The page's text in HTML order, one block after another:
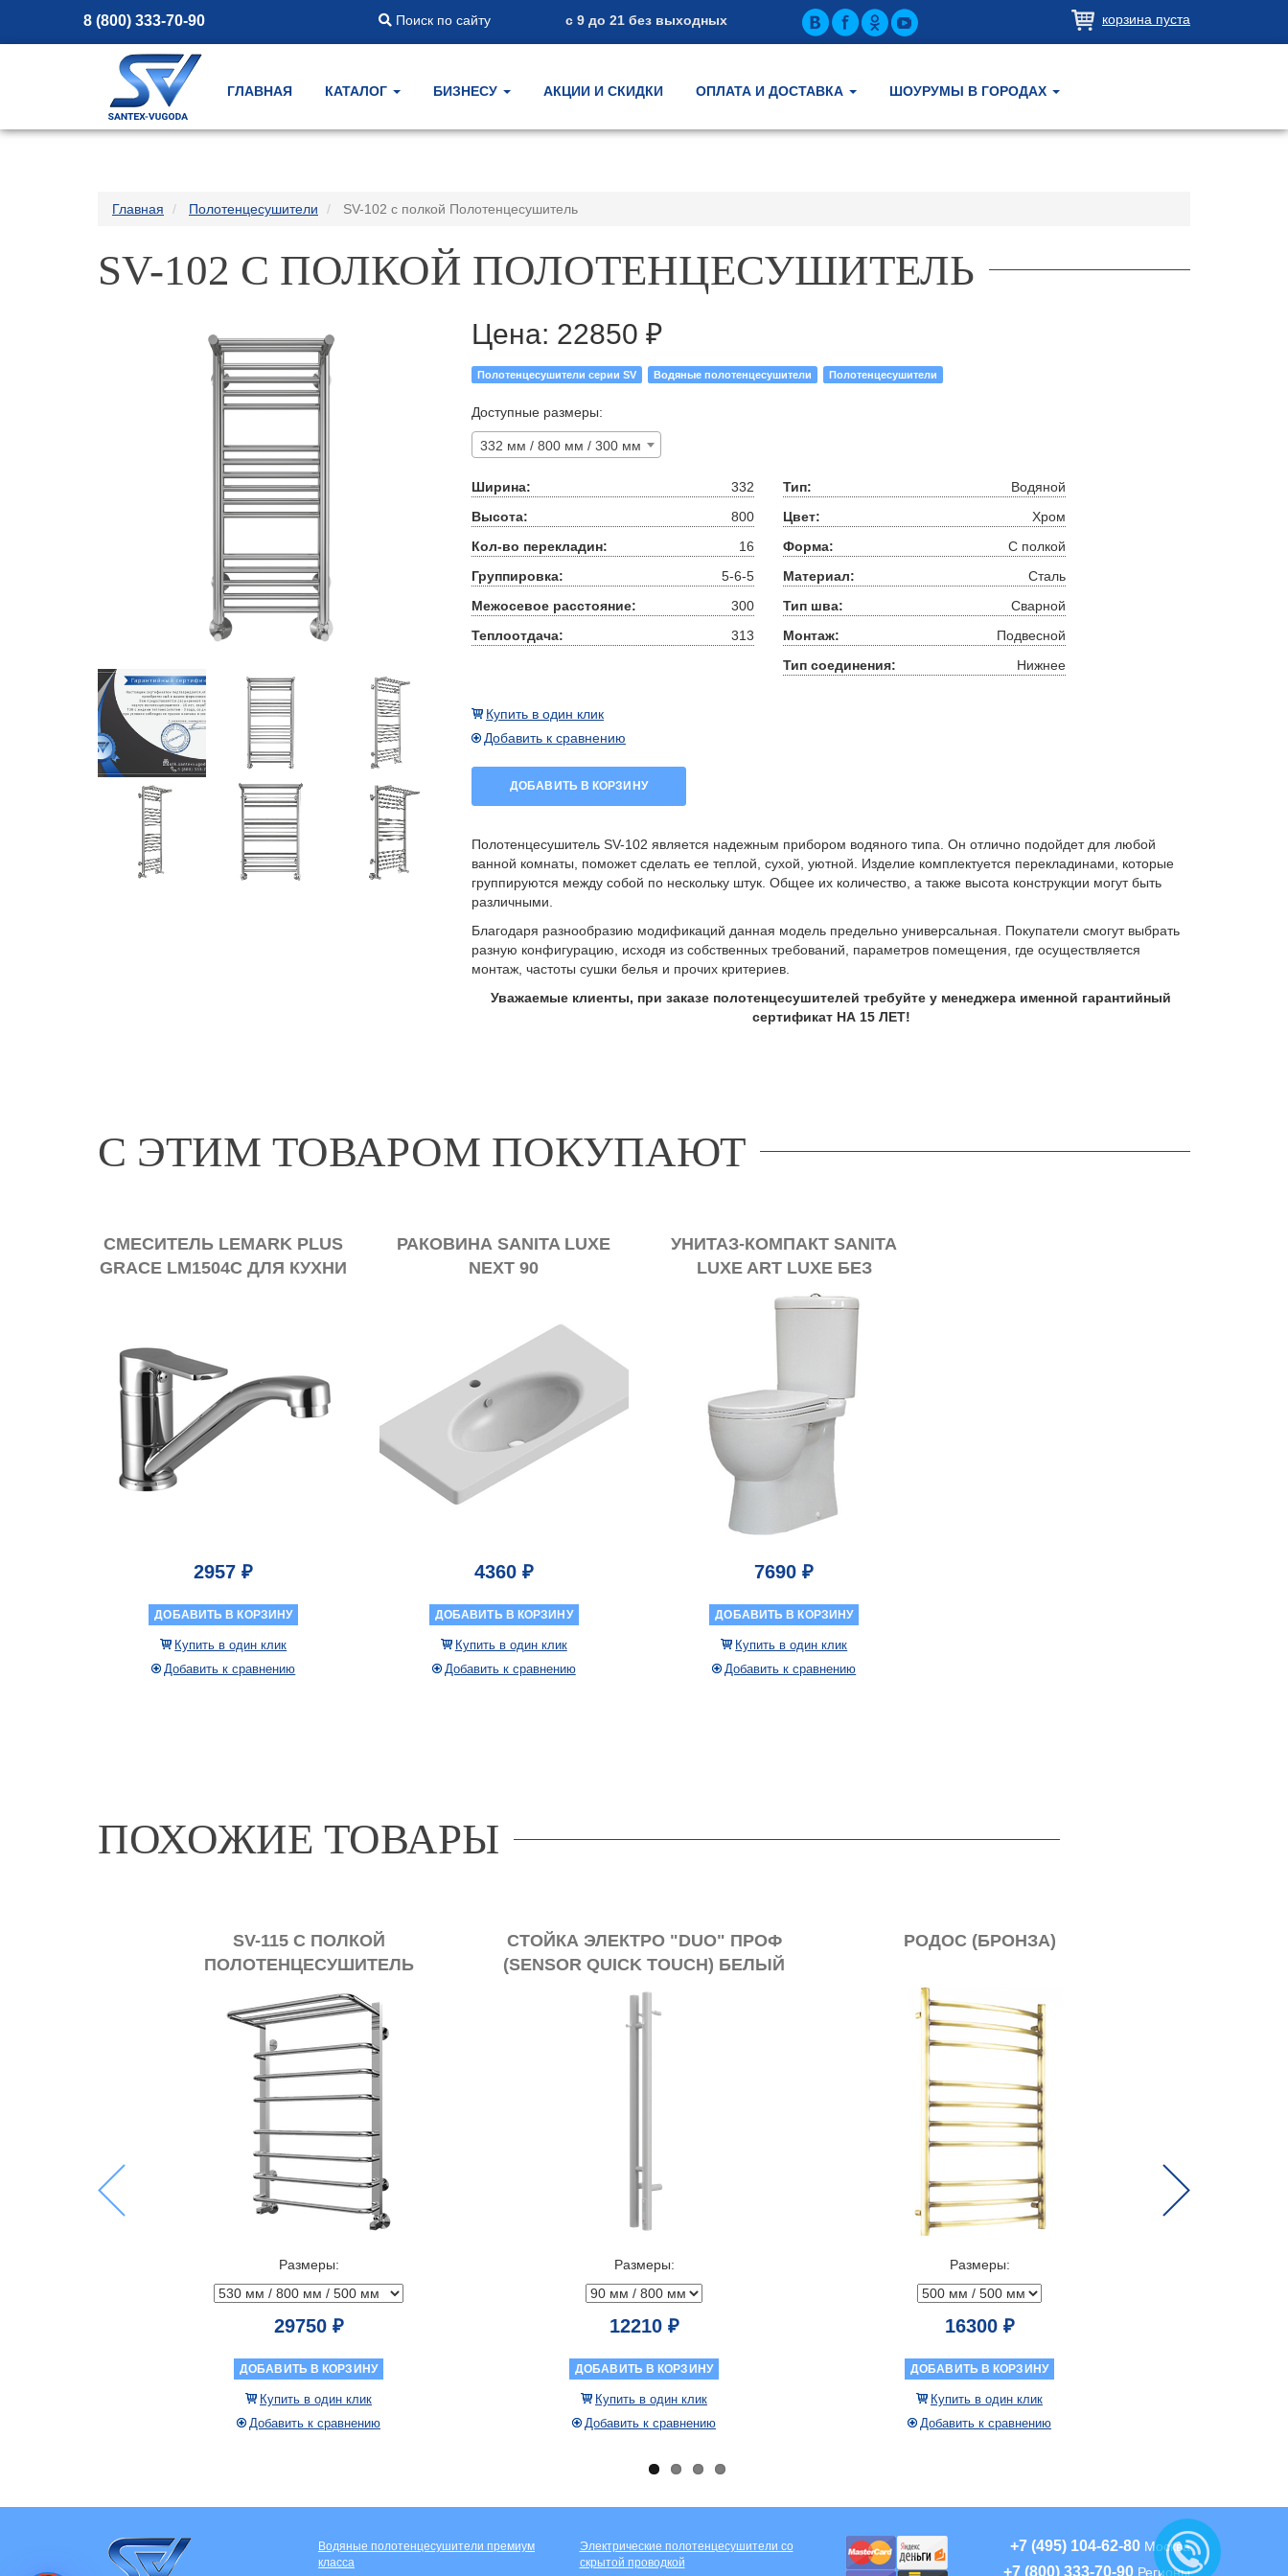
8 (800) 333-70-90 Поиск по сайту с 9 до 21 без выходных корзина пуста
ГЛАВНАЯ КАТАЛОГ БИЗНЕСУ АКЦИИ И СКИДКИ ОПЛАТА И ДОСТАВКА ШОУРУМЫ В ГОРОДАХ
Главная Полотенцесушители SV-102 с полкой Полотенцесушитель
SV-102 С ПОЛКОЙ ПОЛОТЕНЦЕСУШИТЕЛЬ
Цена: 22850 ₽
Полотенцесушители серии SV Водяные полотенцесушители Полотенцесушители
Доступные размеры:
332 мм / 800 мм / 300 мм
Ширина:
332
Высота:
800
Кол-во перекладин:
16
Группировка:
5-6-5
Межосевое расстояние:
300
Теплоотдача:
313
Тип:
Водяной
Цвет:
Хром
Форма:
С полкой
Материал:
Сталь
Тип шва:
Сварной
Монтаж:
Подвесной
Тип соединения:
Нижнее
Купить в один клик
Добавить к сравнению
ДОБАВИТЬ В КОРЗИНУ
Полотенцесушитель SV-102 является надежным прибором водяного типа. Он отлично подойдет для любой
ванной комнаты, поможет сделать ее теплой, сухой, уютной. Изделие комплектуется перекладинами, которые
группируются между собой по нескольку штук. Общее их количество, а также высота конструкции могут быть
различными.
Благодаря разнообразию модификаций данная модель предельно универсальная. Покупатели смогут выбрать
разную конфигурацию, исходя из собственных требований, параметров помещения, где осуществляется
монтаж, частоты сушки белья и прочих критериев.
Уважаемые клиенты, при заказе полотенцесушителей требуйте у менеджера именной гарантийный
сертификат НА 15 ЛЕТ!
С ЭТИМ ТОВАРОМ ПОКУПАЮТ
СМЕСИТЕЛЬ LEMARK PLUS
GRACE LM1504С ДЛЯ КУХНИ
2957 ₽
ДОБАВИТЬ В КОРЗИНУ
Купить в один клик
Добавить к сравнению
РАКОВИНА SANITA LUXE
NEXT 90
4360 ₽
ДОБАВИТЬ В КОРЗИНУ
Купить в один клик
Добавить к сравнению
УНИТАЗ-КОМПАКТ SANITA
LUXE ART LUXE БЕЗ
МИКРОЛИФТА
7690 ₽
ДОБАВИТЬ В КОРЗИНУ
Купить в один клик
Добавить к сравнению
ПОХОЖИЕ ТОВАРЫ
SV-115 С ПОЛКОЙ
ПОЛОТЕНЦЕСУШИТЕЛЬ
Размеры:
29750 ₽
ДОБАВИТЬ В КОРЗИНУ
Купить в один клик
Добавить к сравнению
СТОЙКА ЭЛЕКТРО "DUO" ПРОФ
(SENSOR QUICK TOUCH) БЕЛЫЙ
МАТОВЫЙ
Размеры:
12210 ₽
ДОБАВИТЬ В КОРЗИНУ
Купить в один клик
Добавить к сравнению
РОДОС (БРОНЗА)
Размеры:
16300 ₽
ДОБАВИТЬ В КОРЗИНУ
Купить в один клик
Добавить к сравнению
Водяные полотенцесушители премиум
класса
Электрические полотенцесушители со
скрытой проводкой
+7 (495) 104-62-80 Москва
+7 (800) 333-70-90 Регионы